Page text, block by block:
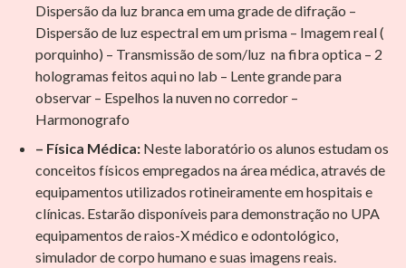
Dispersão da luz branca em uma grade de difração –
Dispersão de luz espectral em um prisma – Imagem real (
porquinho) – Transmissão de som/luz na fibra optica – 2
hologramas feitos aqui no lab – Lente grande para
observar – Espelhos la nuven no corredor –
Harmonografo
– Física Médica: Neste laboratório os alunos estudam os
conceitos físicos empregados na área médica, através de
equipamentos utilizados rotineiramente em hospitais e
clínicas. Estarão disponíveis para demonstração no UPA
equipamentos de raios-X médico e odontológico,
simulador de corpo humano e suas imagens reais.